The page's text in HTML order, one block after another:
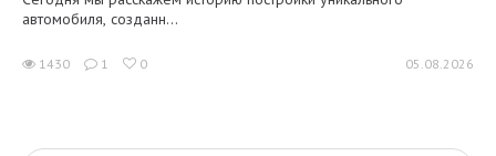
автомобиля, созданн...
1430 1 0 05.08.2026